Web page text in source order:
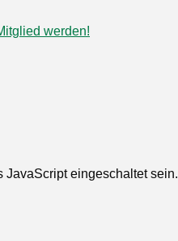
werden!
JavaScript eingeschaltet sein.